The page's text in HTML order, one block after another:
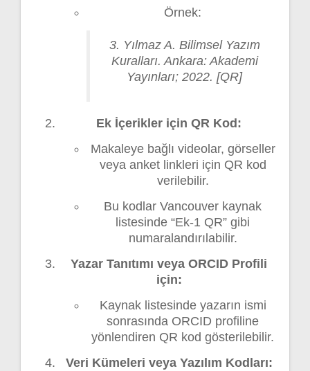
Örnek:
3. Yılmaz A. Bilimsel Yazım
Kuralları. Ankara: Akademi
Yayınları; 2022. [QR]
Ek İçerikler için QR Kod:
Makaleye bağlı videolar, görseller
veya anket linkleri için QR kod
verilebilir.
Bu kodlar Vancouver kaynak
listesinde “Ek-1 QR” gibi
numaralandırılabilir.
Yazar Tanıtımı veya ORCID Profili
için:
Kaynak listesinde yazarın ismi
sonrasında ORCID profiline
yönlendiren QR kod gösterilebilir.
Veri Kümeleri veya Yazılım Kodları: